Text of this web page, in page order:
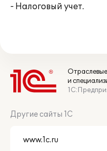
- Налоговый учет.
Отраслевые
и
Другие сайты 1С